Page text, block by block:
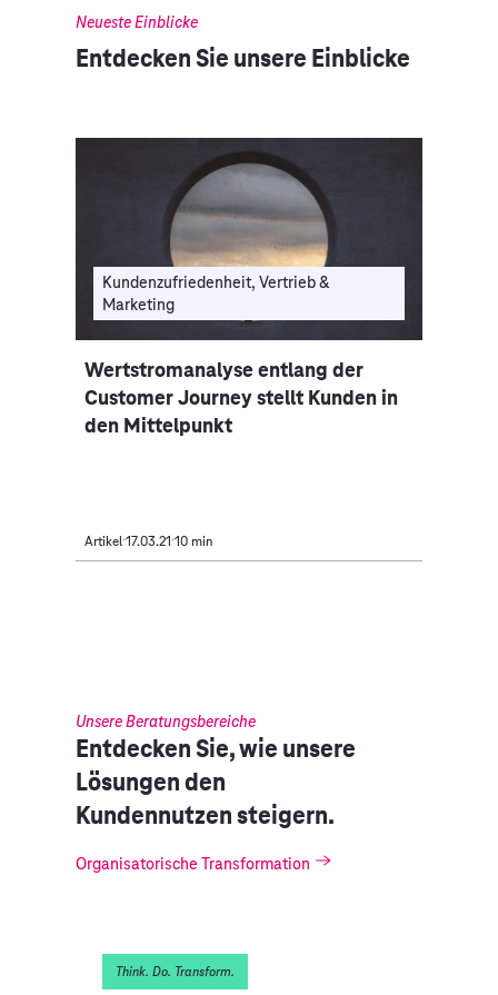
Neueste Einblicke
Entdecken Sie unsere Einblicke
Kundenzufriedenheit, Vertrieb &
Marketing
Wertstromanalyse entlang der
Customer Journey stellt Kunden in
den Mittelpunkt
Artikel 17.03.21 10 min
Unsere Beratungsbereiche
Entdecken Sie, wie unsere
Lösungen den
Kundennutzen steigern.
Organisatorische Transformation
Think. Do. Transform.